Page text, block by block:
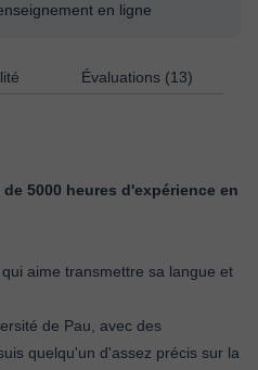
en ligne
Évaluations (13)
5000 heures d'expérience en
aime transmettre sa langue et
de Pau, avec des
quelqu'un d'assez précis sur la